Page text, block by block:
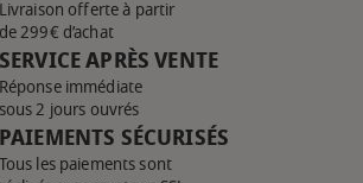
Livraison offerte à partir
de 299€ d’achat
SERVICE APRÈS VENTE
Réponse immédiate
sous 2 jours ouvrés
PAIEMENTS SÉCURISÉS
Tous les paiements sont